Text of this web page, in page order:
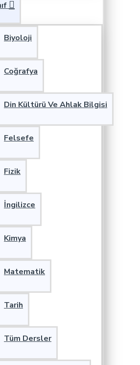
Biyoloji
Coğrafya
Din Kültürü Ve Ahlak Bilgisi
Felsefe
Fizik
İngilizce
Kimya
Matematik
Tarih
Tüm Dersler